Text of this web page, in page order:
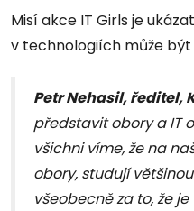
Misí akce IT Girls je
v technologiích může být
Petr Nehasil, ředitel,
představit obory a IT
všichni víme, že na
obory, studují
všeobecně za to, že